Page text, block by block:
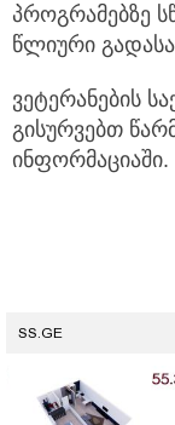
პროგრამებზე
წლიური
ვეტერანების
გისურვებთ
ინფორმაციაში.
SS.GE